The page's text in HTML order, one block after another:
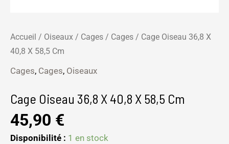
Accueil / Oiseaux / Cages / Cages / Cage Oiseau 36,8 X
40,8 X 58,5 Cm
Cages, Cages, Oiseaux
Cage Oiseau 36,8 X 40,8 X 58,5 Cm
45,90 €
Disponibilité : 1 en stock